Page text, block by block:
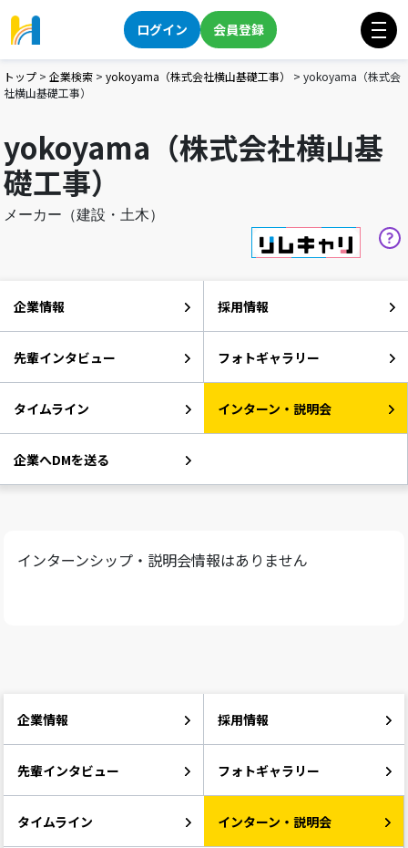
ログイン 会員登録
トップ > 企業検索 > yokoyama（株式会社横山基礎工事） > yokoyama（株式会
社横山基礎工事）
yokoyama（株式会社横山基
礎工事）
メーカー（建設・土木）
企業情報 採用情報
先輩インタビュー フォトギャラリー
タイムライン インターン・説明会
企業へDMを送る
インターンシップ・説明会情報はありません
企業情報 採用情報
先輩インタビュー フォトギャラリー
タイムライン インターン・説明会